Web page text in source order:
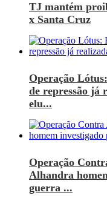
TJ mantém
x Santa Cruz
Operação
de repressão já
elu...
Operação
Alhandra
guerra ...